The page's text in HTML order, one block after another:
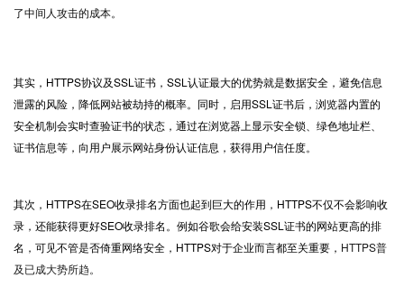
了中间人攻击的成本。
其实， HTTPS协议及SSL 证书 ， SSL 认证最大的优势就是数据安全，避免信息
泄露的风险，降低网站被劫持的概率。同时，启用SSL 证书后，浏览器内置的
安全机制会实时查验证书的状态，通过在浏览器上显示安全锁、绿色地址栏、
证书信息等，向用户展示网站身份认证信息，获得用户信任度。
其次， HTTPS在SEO收录排名方面也起到巨大的作用， HTTPS不仅不会影响收
录，还能获得更好SEO收录排名。例如谷歌会给安装SSL 证书的网站更高的排
名，可见不管是否倚重网络安全， HTTPS对于企业而言都至关重要， HTTPS普
及已成大势所趋。